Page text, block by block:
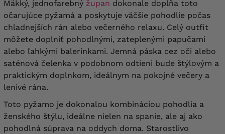
Mäkký, jednofarebný župan dokonale dopĺňa toto
očarujúce pyžamá a poskytuje väčšie pohodlie počas
chladnejších rán alebo večerného relaxu. Celý outfit
môžete doplniť pohodlnými, zateplenými papučami
alebo ľahkými balerínkami. Jemná páska cez oči alebo
saténová čelenka v podobnom odtieni bude štýlovým a
praktickým doplnkom, ideálnym na pokojné večery a
lenivé rána.
Toto pyžamo je dokonalou kombináciou pohodlia a
ženského štýlu, ideálne nielen na spanie, ale aj ako
pohodlná súprava na oddych doma. Starostlivo